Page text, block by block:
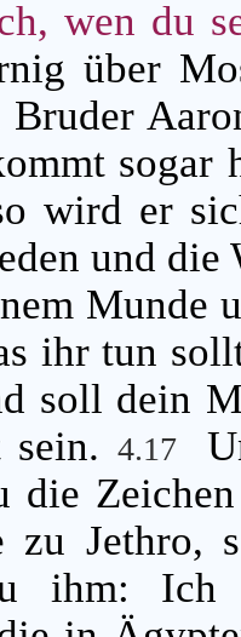
wen du
über
sogar
wird er
und die
Munde
ihr tun
soll dein
sein. 4.17
die
Jethro,
ihm: Ich